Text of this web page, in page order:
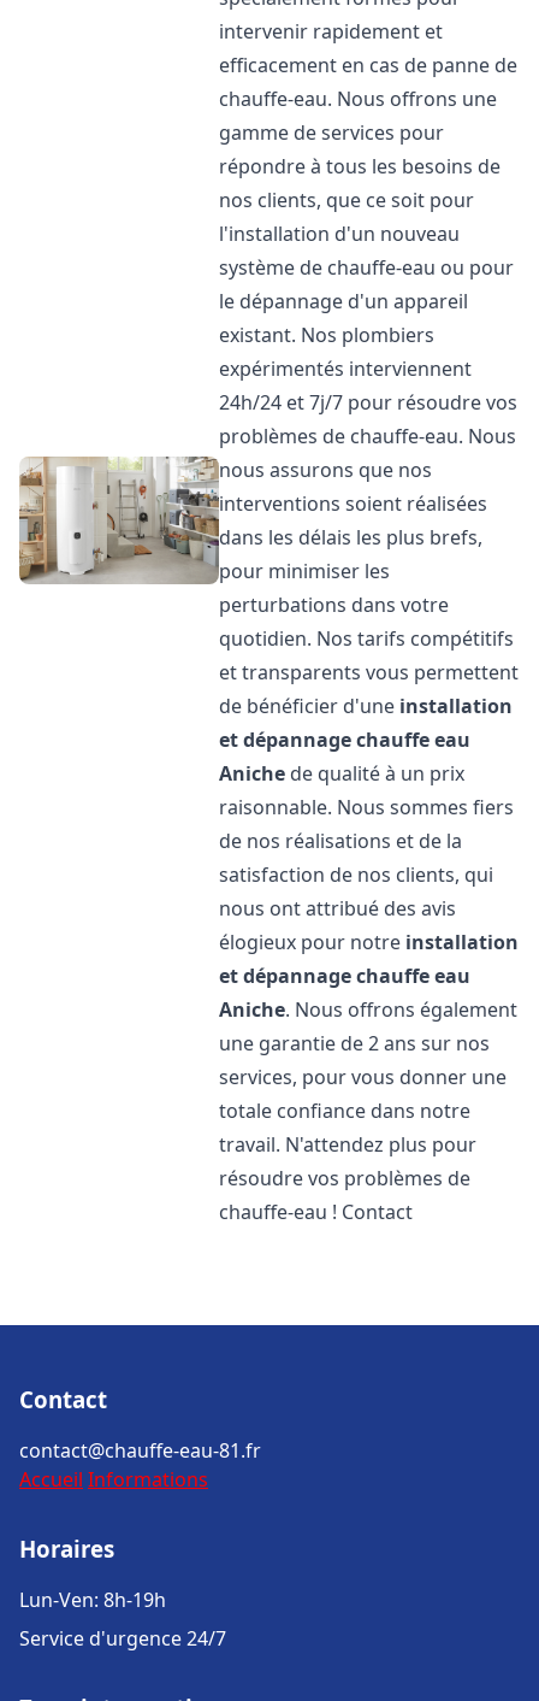
intervenir rapidement et
efficacement en cas de panne de
chauffe-eau. Nous offrons une
gamme de services pour
répondre à tous les besoins de
nos clients, que ce soit pour
l'installation d'un nouveau
système de chauffe-eau ou pour
le dépannage d'un appareil
existant. Nos plombiers
expérimentés interviennent
24h/24 et 7j/7 pour résoudre vos
problèmes de chauffe-eau. Nous
nous assurons que nos
interventions soient réalisées
dans les délais les plus brefs,
pour minimiser les
perturbations dans votre
quotidien. Nos tarifs compétitifs
et transparents vous permettent
de bénéficier d'une installation
et dépannage chauffe eau
Aniche de qualité à un prix
raisonnable. Nous sommes fiers
de nos réalisations et de la
satisfaction de nos clients, qui
nous ont attribué des avis
élogieux pour notre installation
et dépannage chauffe eau
Aniche. Nous offrons également
une garantie de 2 ans sur nos
services, pour vous donner une
totale confiance dans notre
travail. N'attendez plus pour
résoudre vos problèmes de
chauffe-eau ! Contact
Contact
contact@chauffe-eau-81.fr
Accueil Informations
Horaires
Lun-Ven: 8h-19h
Service d'urgence 24/7